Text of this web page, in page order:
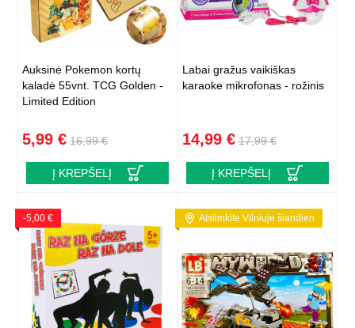
Auksinė Pokemon kortų
kaladė 55vnt. TCG Golden -
Limited Edition
5,99 € 16,99 €
Į KREPŠELĮ
Labai gražus vaikiškas
karaoke mikrofonas - rožinis
14,99 € 17,99 €
Į KREPŠELĮ
-5,00 € Atsiimkite Vilniuje šiandien